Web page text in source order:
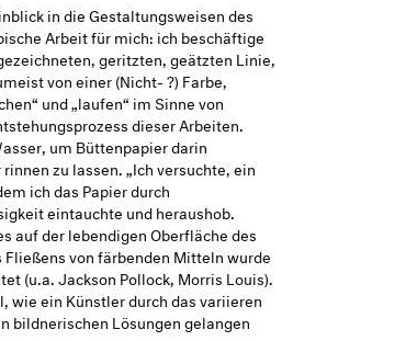
in die Gestaltungsweisen des
Arbeit für mich: ich beschäftige
geritzten, geätzten Linie,
von einer (Nicht- ?) Farbe,
und „laufen“ im Sinne von
dieser Arbeiten.
um Büttenpapier darin
zu lassen. „Ich versuchte, ein
ich das Papier durch
eintauchte und heraushob.
auf der lebendigen Oberfläche des
von färbenden Mitteln wurde
(u.a. Jackson Pollock, Morris Louis).
wie ein Künstler durch das variieren
bildnerischen Lösungen gelangen